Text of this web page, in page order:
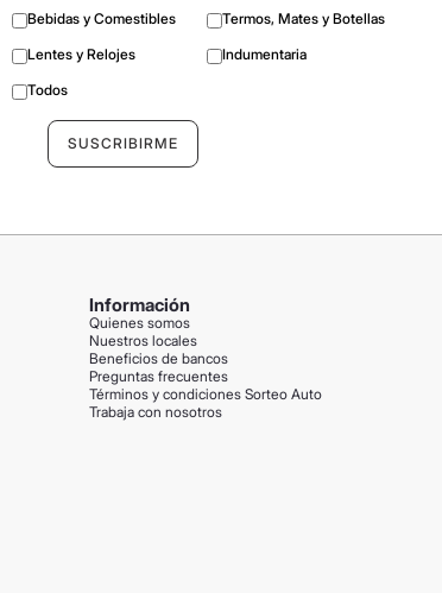
Bebidas y Comestibles
Termos, Mates y Botellas
Lentes y Relojes
Indumentaria
Todos
Información
Quienes somos
Nuestros locales
Beneficios de bancos
Preguntas frecuentes
Términos y condiciones Sorteo Auto
Trabaja con nosotros